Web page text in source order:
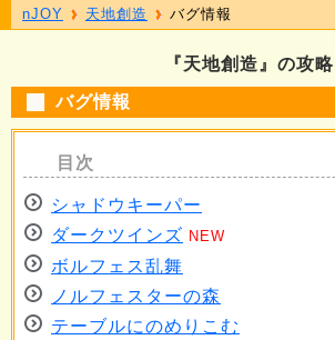
『天地創造』の攻略
バグ情報
シャドウキーパー
ダークツインズ NEW
ボルフェス乱舞
ノルフェスターの森
テーブルにのめりこむ
nJOY 天地創造 バグ情報